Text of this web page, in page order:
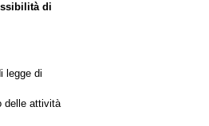
di
legge di
delle attività